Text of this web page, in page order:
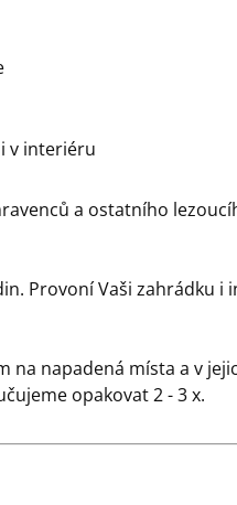
v interiéru
a ostatního
Provoní Vaši zahrádku i
na napadená místa a v
opakovat 2 - 3 x.